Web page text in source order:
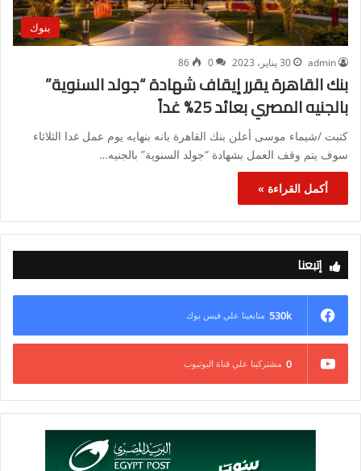
بنوك
admin 30 يناير، 2023 0
86
بنك القاهرة يقرر إيقاف شهادة “جولد السنوية”
بالجنيه المصري بعائد 25% غداً
كتبت /شيماء موسى أعلن بنك القاهرة بانه بنهايه يوم عمل غدا الثلاثاء
سوف يتم وقف العمل بشهادة “جولد السنوية” بالجنيه…
أكمل القراءة »
إتبعنا
530k متابعينا علي فيس بوك
0 مشتركينا علي قناة اليوتيوب